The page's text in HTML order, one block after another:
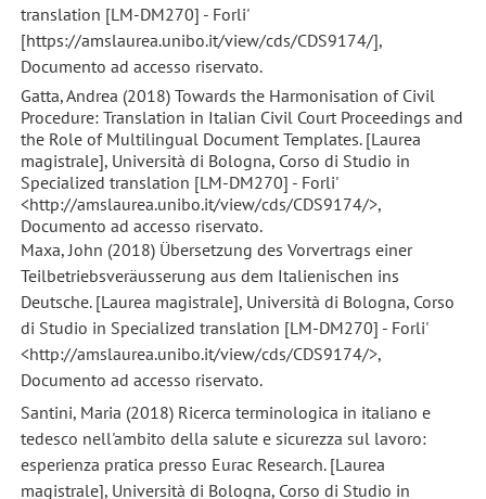
translation [LM-DM270] - Forli'
[https://amslaurea.unibo.it/view/cds/CDS9174/],
Documento ad accesso riservato.
Gatta, Andrea (2018) Towards the Harmonisation of Civil
Procedure: Translation in Italian Civil Court Proceedings and
the Role of Multilingual Document Templates. [Laurea
magistrale], Università di Bologna, Corso di Studio in
Specialized translation [LM-DM270] - Forli'
<http://amslaurea.unibo.it/view/cds/CDS9174/>,
Documento ad accesso riservato.
Maxa, John (2018) Übersetzung des Vorvertrags einer
Teilbetriebsveräusserung aus dem Italienischen ins
Deutsche. [Laurea magistrale], Università di Bologna, Corso
di Studio in Specialized translation [LM-DM270] - Forli'
<http://amslaurea.unibo.it/view/cds/CDS9174/>,
Documento ad accesso riservato.
Santini, Maria (2018) Ricerca terminologica in italiano e
tedesco nell'ambito della salute e sicurezza sul lavoro:
esperienza pratica presso Eurac Research. [Laurea
magistrale], Università di Bologna, Corso di Studio in